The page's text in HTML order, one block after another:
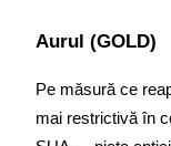
Aurul (GOLD)
Pe măsură ce
mai restrictivă în